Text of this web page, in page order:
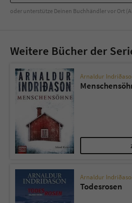
oder unterstütze Deinen Buchhändler vor Ort
Weitere Bücher der
Arnaldur
Arnaldur
Todesrosen